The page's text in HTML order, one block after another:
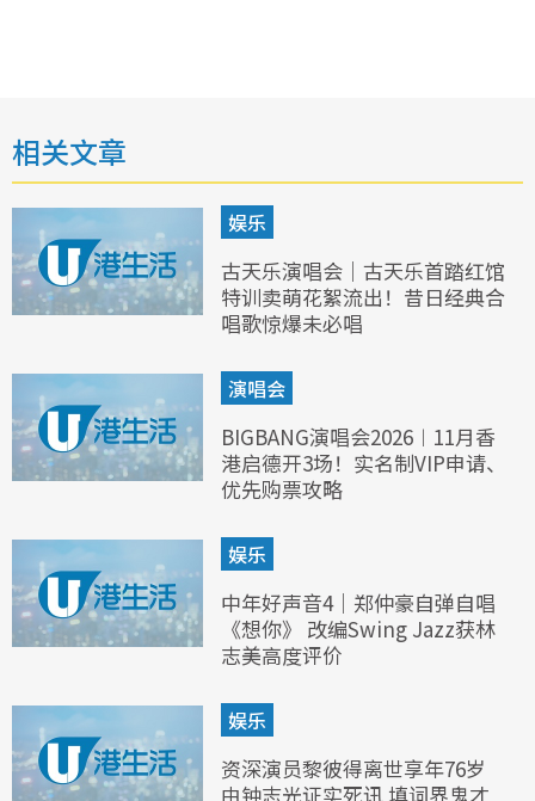
相关文章
娱乐
古天乐演唱会｜古天乐首踏红馆
特训卖萌花絮流出！昔日经典合
唱歌惊爆未必唱
演唱会
BIGBANG演唱会2026︱11月香
港启德开3场！实名制VIP申请、
优先购票攻略
娱乐
中年好声音4｜郑仲豪自弹自唱
《想你》 改编Swing Jazz获林
志美高度评价
娱乐
资深演员黎彼得离世享年76岁
由钟志光证实死讯 填词界鬼才